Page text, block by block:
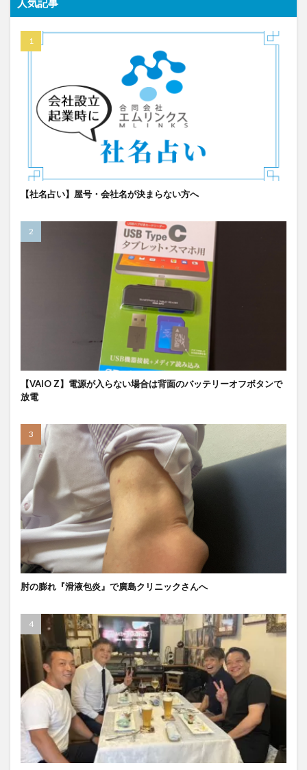
人気記事
【社名占い】屋号・会社名が決まらない方へ
【VAIO Z】電源が入らない場合は背面のバッテリーオフボタンで
放電
肘の膨れ『滑液包炎』で廣島クリニックさんへ